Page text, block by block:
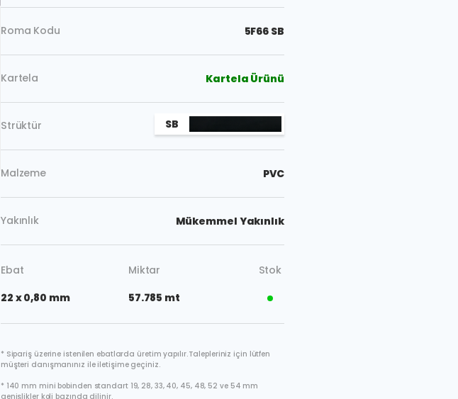
Roma Kodu 5F66 SB
Kartela Kartela Ürünü
Strüktür SB
Malzeme PVC
Yakınlık Mükemmel Yakınlık
Ebat Miktar
Stok
22 x 0,80 mm
57.785 mt
* Sipariş üzerine istenilen ebatlarda üretim yapılır. Talepleriniz için lütfen
müşteri danışmanınız ile iletişime geçiniz.
* 140 mm mini bobinden standart 19, 28, 33, 40, 45, 48, 52 ve 54 mm
genişlikler koli bazında dilinir.